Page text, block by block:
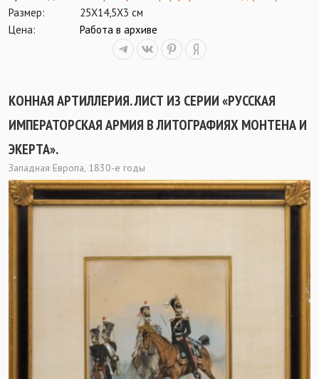
Размер:
25Х14,5Х3 см
Цена:
Работа в архиве
КОННАЯ АРТИЛЛЕРИЯ. ЛИСТ ИЗ СЕРИИ «РУССКАЯ
ИМПЕРАТОРСКАЯ АРМИЯ В ЛИТОГРАФИЯХ МОНТЕНА И
ЭКЕРТА».
Западная Европа, 1830-е годы